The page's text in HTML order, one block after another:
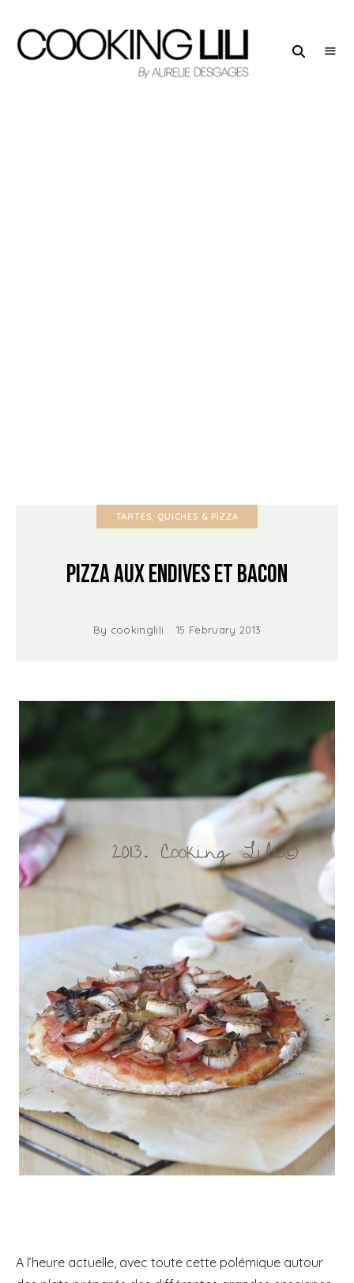
TARTES, QUICHES & PIZZA
Pizza aux Endives et Bacon
By cookinglili 15 February 2013
A l’heure actuelle, avec toute cette polémique autour